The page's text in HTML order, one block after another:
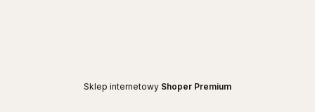
Sklep internetowy Shoper Premium